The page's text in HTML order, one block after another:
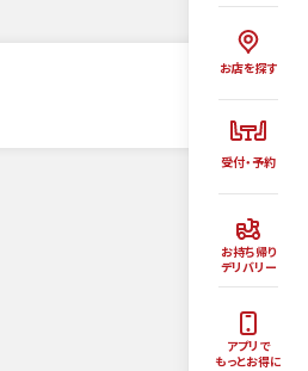
お店を探す
受付・予約
お持ち帰り
デリバリー
アプリで
もっとお得に